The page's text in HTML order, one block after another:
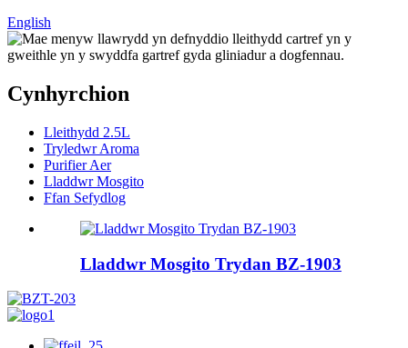
English
Cynhyrchion
Lleithydd 2.5L
Tryledwr Aroma
Purifier Aer
Lladdwr Mosgito
Ffan Sefydlog
Lladdwr Mosgito Trydan BZ-1903